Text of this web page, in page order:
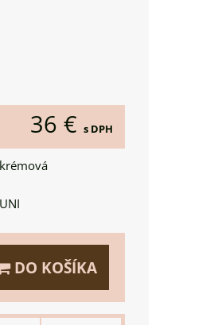
36 € s DPH
krémová
UNI
DO KOŠÍKA